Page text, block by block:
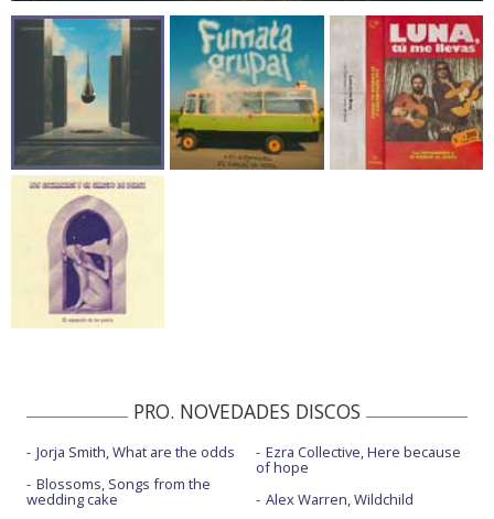
PRO. NOVEDADES DISCOS
Jorja Smith, What are the odds
Blossoms, Songs from the
wedding cake
Ezra Collective, Here because
of hope
Alex Warren, Wildchild